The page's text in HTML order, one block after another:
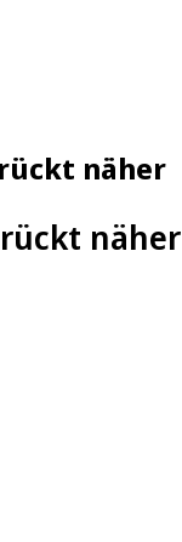
näher
näher